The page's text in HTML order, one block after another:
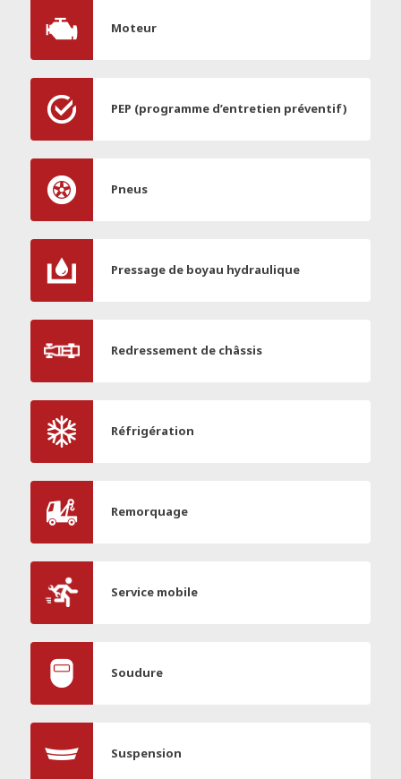
Moteur
PEP (programme d’entretien préventif)
Pneus
Pressage de boyau hydraulique
Redressement de châssis
Réfrigération
Remorquage
Service mobile
Soudure
Suspension